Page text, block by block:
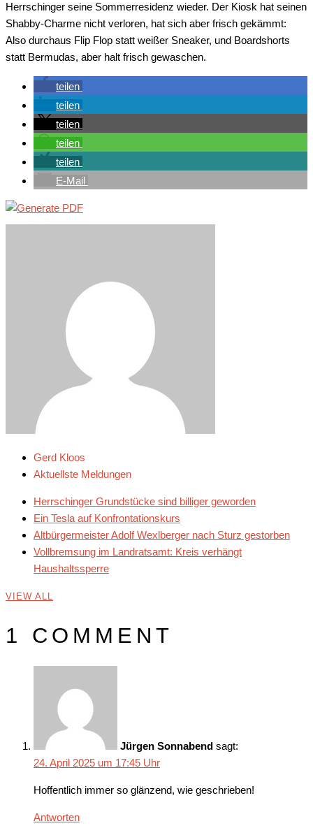
Herrschinger seine Sommerresidenz wieder. Der Kiosk hat seinen
Shabby-Charme nicht verloren, hat sich aber frisch gekämmt:
Also durchaus Flip Flop statt weißer Sneaker, und Boardshorts
statt Bermudas, aber halt frisch gewaschen.
teilen
teilen
teilen
teilen
teilen
E-Mail
Gerd Kloos
Aktuellste Meldungen
Herrschinger Grundstücke sind billiger geworden
Ein Tesla auf Konfrontationskurs
Altbürgermeister Adolf Wexlberger nach Sturz gestorben
Vollbremsung im Landratsamt: Kreis verhängt
Haushaltssperre
VIEW ALL
1 COMMENT
Jürgen Sonnabend sagt:
24. April 2025 um 17:45 Uhr
Hoffentlich immer so glänzend, wie geschrieben!
Antworten